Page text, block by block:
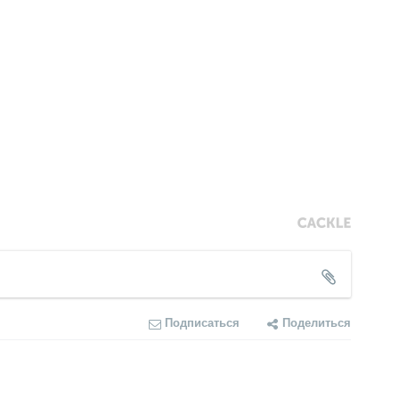
Подписаться Поделиться